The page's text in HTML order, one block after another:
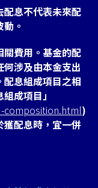
配息不代表未來配
。
關費用。基金的配
涉及由本金支出
息組成項目之相
成項目」
)
獲配息時，宜一併